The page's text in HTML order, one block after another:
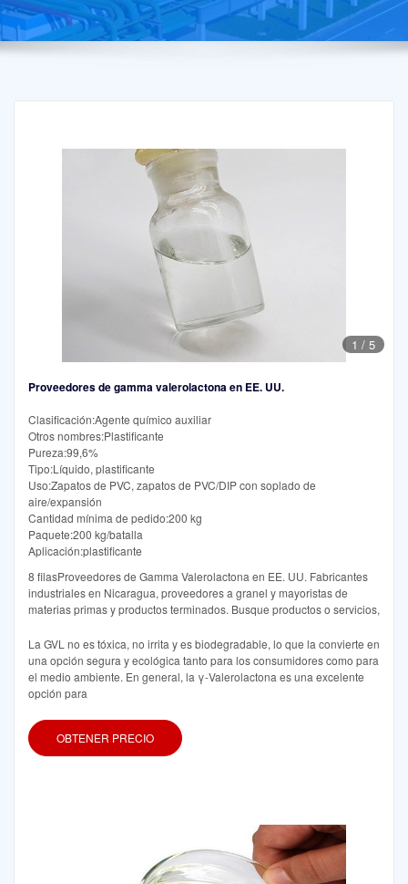
1 / 5
Proveedores de gamma valerolactona en EE. UU.
Clasificación:Agente químico auxiliar
Otros nombres:Plastificante
Pureza:99,6%
Tipo:Líquido, plastificante
Uso:Zapatos de PVC, zapatos de PVC/DIP con soplado de
aire/expansión
Cantidad mínima de pedido:200 kg
Paquete:200 kg/batalla
Aplicación:plastificante
8 filasProveedores de Gamma Valerolactona en EE. UU. Fabricantes
industriales en Nicaragua, proveedores a granel y mayoristas de
materias primas y productos terminados. Busque productos o servicios,
La GVL no es tóxica, no irrita y es biodegradable, lo que la convierte en
una opción segura y ecológica tanto para los consumidores como para
el medio ambiente. En general, la γ-Valerolactona es una excelente
opción para
OBTENER PRECIO